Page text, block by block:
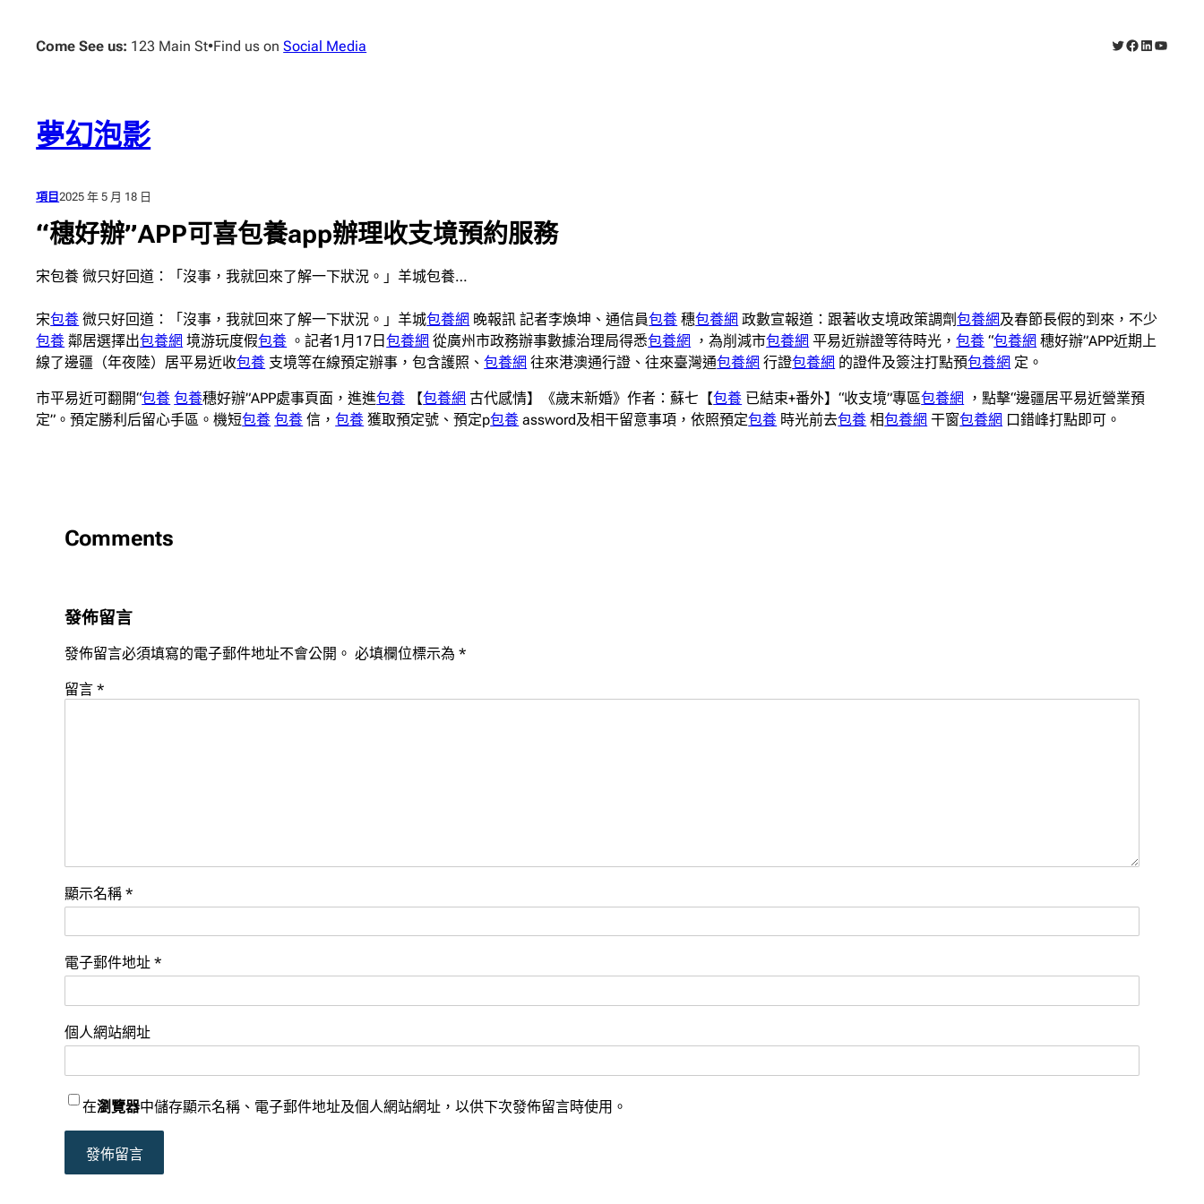
Come See us: 123 Main St•Find us onSocial Media X Facebook
LinkedIn
夢幻泡影
項目2025 年 5 月 18 日
“穗好辦”APP可喜包養app辦理收支境預約服務
宋包養 微只好回道：「沒事，我就回來了解一下狀況。」羊城包養…
宋包養 微只好回道：「沒事，我就回來了解一下狀況。」羊城包養網 晚報訊 記者李煥坤、通信員包養 穗包養網 政數宣報道：跟著收支境政策調劑包養網及春節長假的到來，不少
包養 鄰居選擇出包養網 境游玩度假包養 。記者1月17日包養網 從廣州市政務辦事數據治理局得悉包養網 ，為削減市包養網 平易近辦證等待時光，包養 “包養網 穗好辦”APP近期上
線了邊疆（年夜陸）居平易近收包養 支境等在線預定辦事，包含護照、包養網 往來港澳通行證、往來臺灣通包養網 行證包養網 的證件及簽注打點預包養網 定。
市平易近可翻開“包養 包養穗好辦”APP處事頁面，進進包養 【包養網 古代感情】《歲末新婚》作者：蘇七【包養 已結束+番外】“收支境”專區包養網
，點擊“邊疆居平易近營業預
定”。預定勝利后留心手區。機短包養 包養 信，包養 獲取預定號、預定p包養 assword及相干留意事項，依照預定包養 時光前去包養 相包養網 干窗包養網 口錯峰打點即可。
Comments
發佈留言
發佈留言必須填寫的電子郵件地址不會公開。 必填欄位標示為*
留言*
顯示名稱*
電子郵件地址*
個人網站網址
在瀏覽器中儲存顯示名稱、電子郵件地址及個人網站網址，以供下次發佈留言時使用。